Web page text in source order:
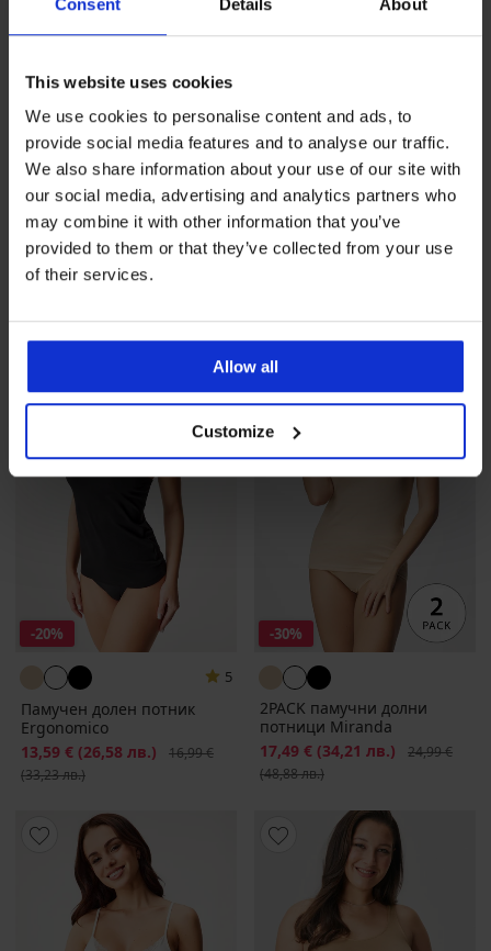
This website uses cookies
We use cookies to personalise content and ads, to
provide social media features and to analyse our traffic.
We also share information about your use of our site with
our social media, advertising and analytics partners who
may combine it with other information that you’ve
provided to them or that they’ve collected from your use
of their services.
Allow all
Customize
-25 % ALL25
Дамски долен потник Lisa
18,99 €(37,14 лв.)
14,24 €
(27,85 лв.)
Разпродажба -70%
2PACK памучна нощница
Angel
Намаление
8,70 €(17,02 лв.)Първоначална
-20%
5
Памучен долен потник
Ergonomico
Намаление
13,59 € (26,58 лв.) Първоначална цена
16,99 €
(33,23 лв.)
-30%
2PACK памучни долни
потници Miranda
Намаление
17,49 € (34,21 лв.)
24,99 €
(48,88 лв.)